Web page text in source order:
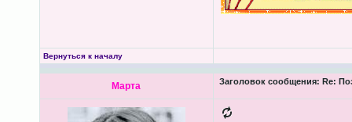
Вернуться к началу
Марта Заголовок сообщения: Re: